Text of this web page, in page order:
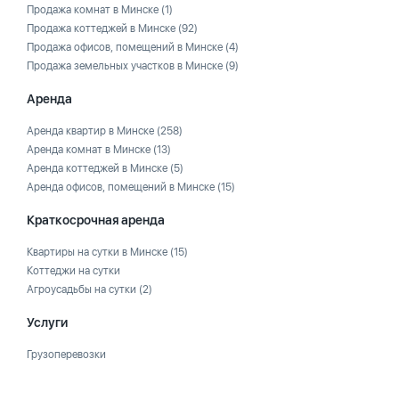
Продажа комнат в Минске (1)
Продажа коттеджей в Минске (92)
Продажа офисов, помещений в Минске (4)
Продажа земельных участков в Минске (9)
Аренда
Аренда квартир в Минске (258)
Аренда комнат в Минске (13)
Аренда коттеджей в Минске (5)
Аренда офисов, помещений в Минске (15)
Краткосрочная аренда
Квартиры на сутки в Минске (15)
Коттеджи на сутки
Агроусадьбы на сутки (2)
Услуги
Грузоперевозки